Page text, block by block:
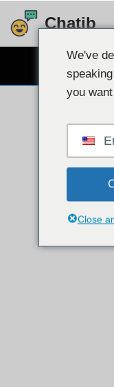
ข้าม
เนื้อหา
Chatib
We've
you
Close